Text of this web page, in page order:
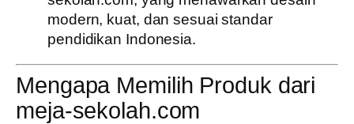
modern, kuat, dan sesuai standar
pendidikan Indonesia.
Mengapa Memilih Produk dari
meja-sekolah.com